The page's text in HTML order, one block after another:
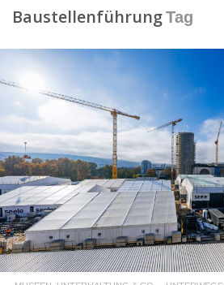
BaustellenführungTag
READ MORE